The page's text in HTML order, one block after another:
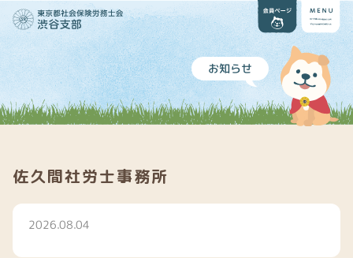
お知らせ
佐久間社労士事務所
2026.08.04